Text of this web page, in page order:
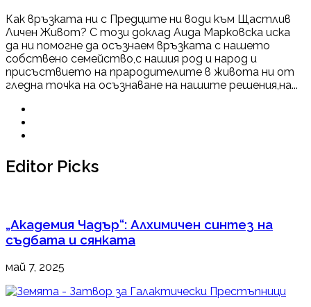
Как връзката ни с Предците ни води към Щастлив
Личен Живот? С този доклад Аида Марковска иска
да ни помогне да осъзнаем връзката с нашето
собствено семейство,с нашия род и народ и
присъствието на прародителите в живота ни от
гледна точка на осъзнаване на нашите решения,на...
Editor Picks
„Академия Чадър“: Алхимичен синтез на
съдбата и сянката
май 7, 2025